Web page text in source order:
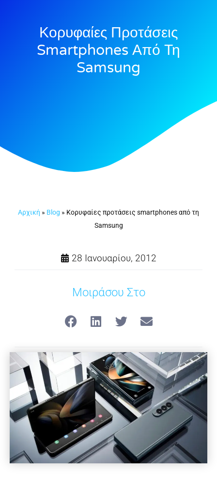
Κορυφαίες Προτάσεις
Smartphones Από Τη
Samsung
Αρχική » Blog » Κορυφαίες προτάσεις smartphones από τη
Samsung
28 Ιανουαρίου, 2012
Μοιράσου Στο